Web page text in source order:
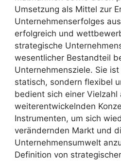
Umsetzung als Mittel zur
Unternehmenserfolges
erfolgreich und
strategische
wesentlicher Bestandteil
Unternehmensziele. Sie
statisch, sondern flexibel
bedient sich einer Vielzahl
weiterentwickelnden
Instrumenten, um sich
verändernden Markt und
Unternehmensumwelt
Definition von strategischer